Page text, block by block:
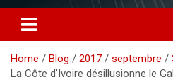
Home Blog 2017 septembre
La Côte d’Ivoire désillusionne le